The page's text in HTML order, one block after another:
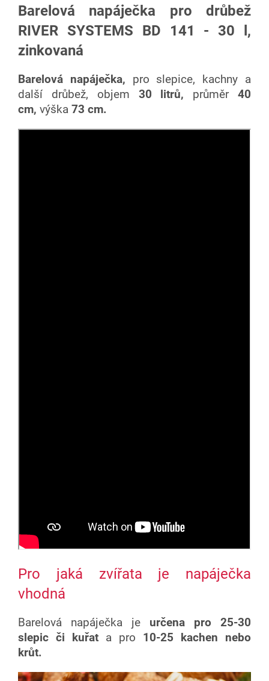
Barelová napáječka pro drůbež
RIVER SYSTEMS BD 141 - 30 l,
zinkovaná
Barelová napáječka, pro slepice, kachny a
další drůbež, objem 30 litrů, průměr40
cm, výška 73 cm.
Pro jaká zvířata je napáječka
vhodná
Barelová napáječka je určena pro 25-30
slepic či kuřat a pro 10-25 kachen nebo
krůt.